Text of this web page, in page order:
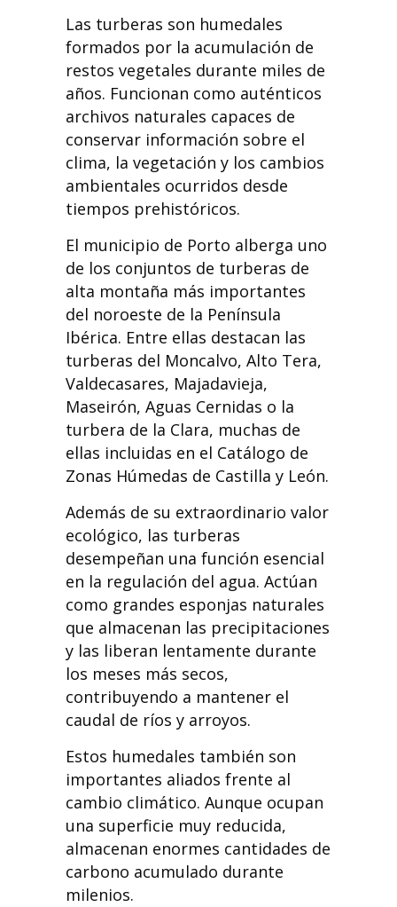
Las turberas son humedales
formados por la acumulación de
restos vegetales durante miles de
años. Funcionan como auténticos
archivos naturales capaces de
conservar información sobre el
clima, la vegetación y los cambios
ambientales ocurridos desde
tiempos prehistóricos.
El municipio de Porto alberga uno
de los conjuntos de turberas de
alta montaña más importantes
del noroeste de la Península
Ibérica. Entre ellas destacan las
turberas del Moncalvo, Alto Tera,
Valdecasares, Majadavieja,
Maseirón, Aguas Cernidas o la
turbera de la Clara, muchas de
ellas incluidas en el Catálogo de
Zonas Húmedas de Castilla y León.
Además de su extraordinario valor
ecológico, las turberas
desempeñan una función esencial
en la regulación del agua. Actúan
como grandes esponjas naturales
que almacenan las precipitaciones
y las liberan lentamente durante
los meses más secos,
contribuyendo a mantener el
caudal de ríos y arroyos.
Estos humedales también son
importantes aliados frente al
cambio climático. Aunque ocupan
una superficie muy reducida,
almacenan enormes cantidades de
carbono acumulado durante
milenios.